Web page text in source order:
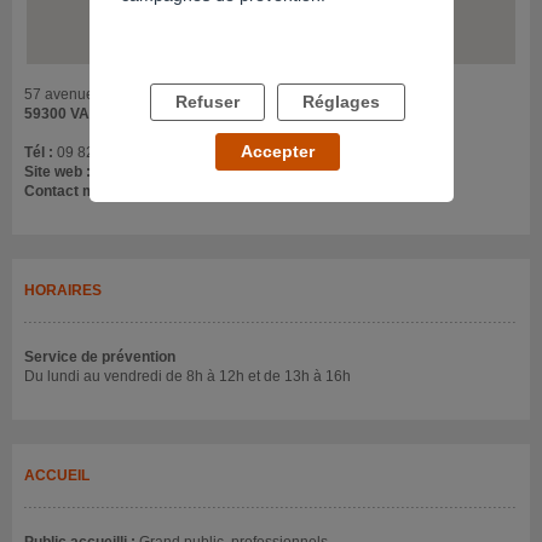
57 avenue Desandrouin
59300 VALENCIENNES
Tél : 09 82 53 20 51
Site web :
Contact mail :
HORAIRES
Service de prévention
Du lundi au vendredi de 8h à 12h et de 13h à 16h
ACCUEIL
Refuser Réglages
Accepter